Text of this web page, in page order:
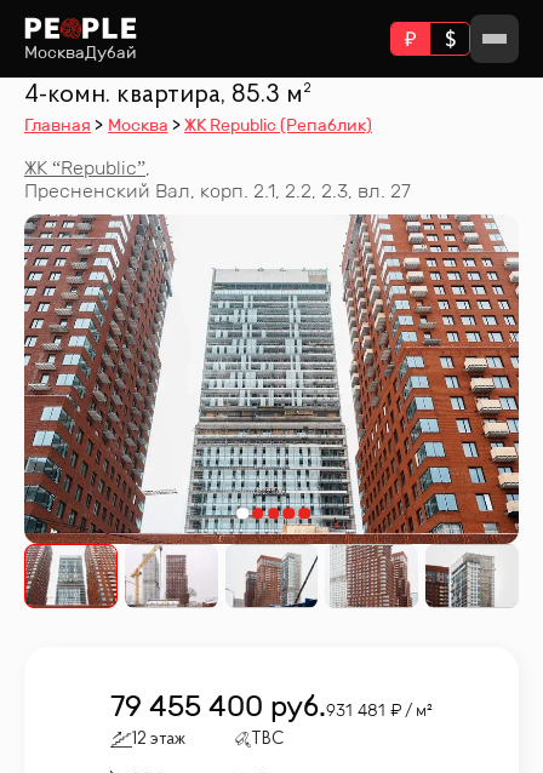
МоскваДубай
4-комн. квартира, 85.3 м²
Главная Москва ЖК Republic (Репаблик)
ЖК “Republic”,
Пресненский Вал, корп. 2.1, 2.2, 2.3, вл. 27
79 455 400 руб.931 481 / м²
12 этаж TBC